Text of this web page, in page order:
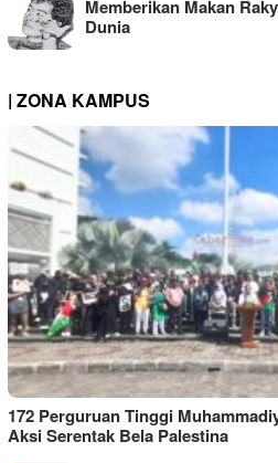
Memberikan Makan
Dunia
| ZONA KAMPUS
172 Perguruan Tinggi
Aksi Serentak Bela Palestina